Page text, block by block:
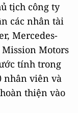
tịch công ty
các nhân tài
Mercedes-
Mission Motors
tính trong
nhân viên và
thiện vào